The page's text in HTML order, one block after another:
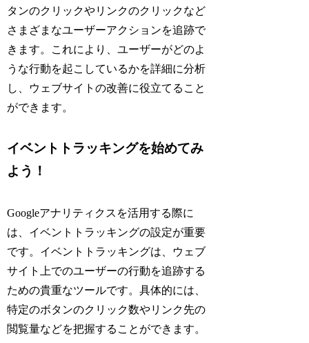
タンのクリックやリンクのクリックなど
さまざまなユーザーアクションを追跡で
きます。これにより、ユーザーがどのよ
うな行動を起こしているかを詳細に分析
し、ウェブサイトの改善に役立てること
ができます。
イベントトラッキングを始めてみ
よう！
Googleアナリティクスを活用する際に
は、イベントトラッキングの設定が重要
です。イベントトラッキングは、ウェブ
サイト上でのユーザーの行動を追跡する
ための貴重なツールです。具体的には、
特定のボタンのクリック数やリンク先の
閲覧量などを把握することができます。